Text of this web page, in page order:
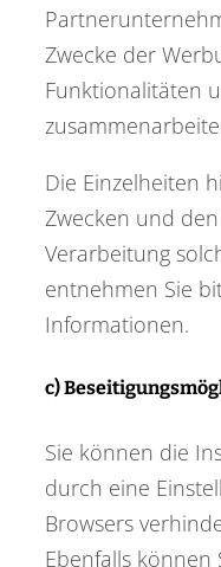
Zwecke der
Funktionalitäten
Die Einzelheiten
Zwecken und
Verarbeitung
entnehmen Sie
Informationen.
c)
Sie können die
durch eine
Browsers
Ebenfalls können